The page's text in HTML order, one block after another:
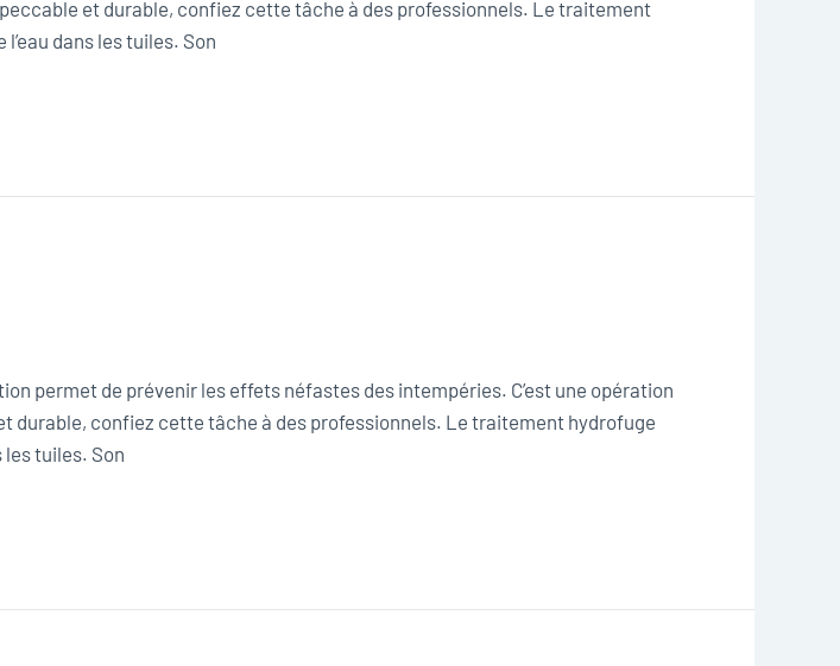
et durable, confiez cette tâche à des professionnels. Le traitement
dans les tuiles. Son
permet de prévenir les effets néfastes des intempéries. C’est une opération
confiez cette tâche à des professionnels. Le traitement hydrofuge
tuiles. Son